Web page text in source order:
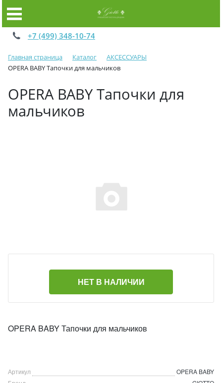
+7 (499) 348-10-74
Главная страница Каталог
АКСЕССУАРЫ
OPERA BABY Тапочки для мальчиков
OPERA BABY Тапочки для
мальчиков
НЕТ В НАЛИЧИИ
OPERA BABY Тапочки для мальчиков
Артикул
OPERA BABY